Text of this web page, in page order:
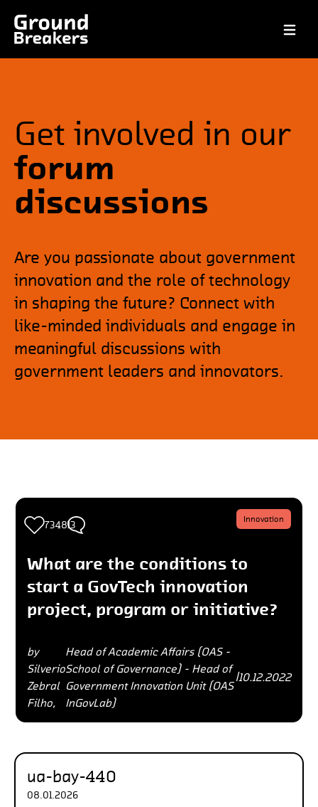
Open
Get involved in our
forum
discussions
Are you passionate about government
innovation and the role of technology
in shaping the future? Connect with
like-minded individuals and engage in
meaningful discussions with
government leaders and innovators.
4 734813 Innovation
What are the conditions to
start a GovTech innovation
project, program or initiative?
by
Silverio
Zebral
Filho,
Head of Academic Affairs (OAS -
School of Governance) - Head of
Government Innovation Unit (OAS
InGovLab)
|10.12.2022
ua-bay-440
08.01.2026